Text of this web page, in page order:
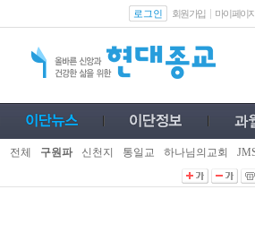
로그인 회원가입 마이페이지
전체 구원파 신천지 통일교 하나님의교회